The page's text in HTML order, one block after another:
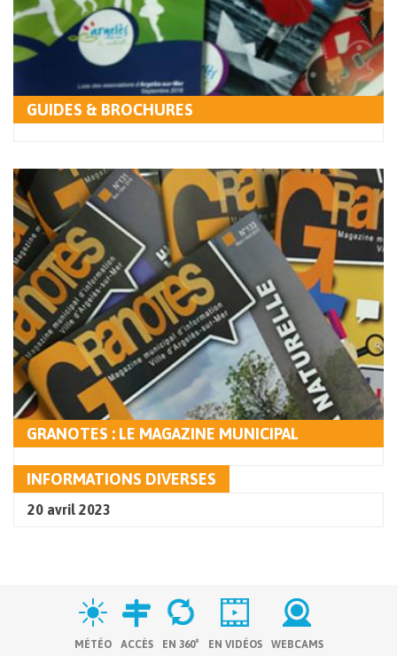
GUIDES & BROCHURES
GRANOTES : LE MAGAZINE MUNICIPAL
INFORMATIONS DIVERSES
20 avril 2023
MÉTÉO ACCÈS EN 360° EN VIDÉOS WEBCAMS